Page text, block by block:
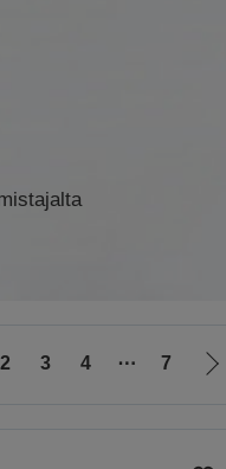
2 3 4 ⋯ 7